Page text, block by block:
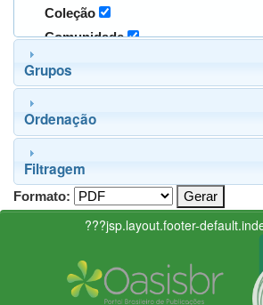
Coleção
Comunidade
Grupos
Ordenação
Filtragem
Formato:
???jsp.layout.footer-